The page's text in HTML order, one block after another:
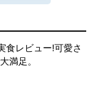
食レビュー!可愛さ
満足。